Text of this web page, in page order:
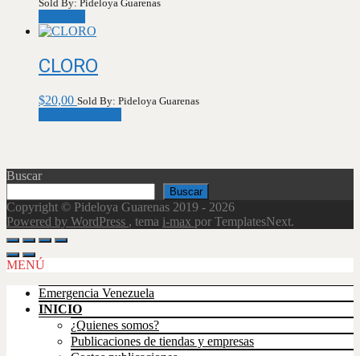
Sold By: Pideloya Guarenas
CLORO
$20,00 Sold By: Pideloya Guarenas
Buscar
Buscar
Copyright © Pideloya Guarenas 2019 - 2026
Powered by WordPress , tema i-max por TemplatesNext.
Scroll
Up
MENÚ
Emergencia Venezuela
INICIO
¿Quienes somos?
Publicaciones de tiendas y empresas